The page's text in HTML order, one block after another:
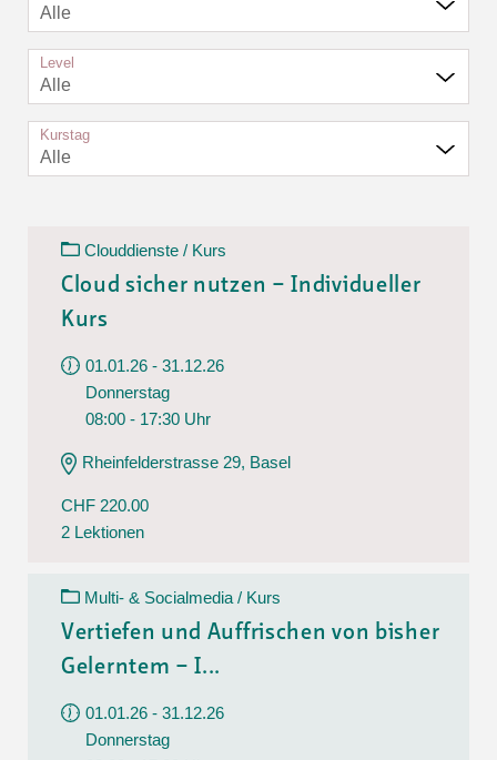
Alle
Level
Alle
Kurstag
Alle
Clouddienste / Kurs
Cloud sicher nutzen – Individueller
Kurs
01.01.26 - 31.12.26
Donnerstag
08:00 - 17:30 Uhr
Rheinfelderstrasse 29, Basel
CHF 220.00
2 Lektionen
Multi- & Socialmedia / Kurs
Vertiefen und Auffrischen von bisher
Gelerntem – I...
01.01.26 - 31.12.26
Donnerstag